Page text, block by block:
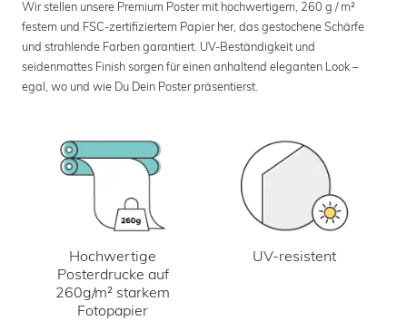
Wir stellen unsere Premium Poster mit hochwertigem, 260 g / m²
festem und FSC-zertifiziertem Papier her, das gestochene Schärfe
und strahlende Farben garantiert. UV-Beständigkeit und
seidenmattes Finish sorgen für einen anhaltend eleganten Look –
egal, wo und wie Du Dein Poster präsentierst.
Hochwertige
Posterdrucke auf
260g/m² starkem
Fotopapier
UV-resistent